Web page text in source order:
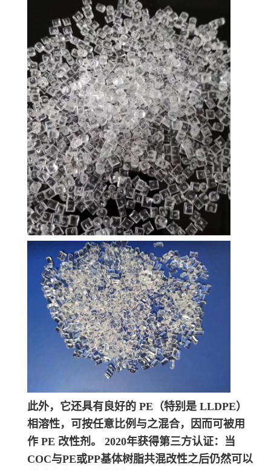
此外，它还具有良好的 PE（特别是 LLDPE）
相溶性，可按任意比例与之混合，因而可被用
作 PE 改性剂。 2020年获得第三方认证：当
COC与PE或PP基体树脂共混改性之后仍然可以